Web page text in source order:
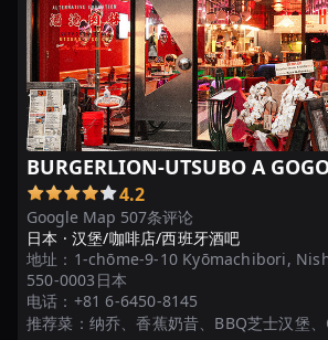
BURGERLION-UTSUBO A
Google Map 507条评论
4.2
日本 · 汉堡/咖啡店/西班牙酒吧
地址： 1-chōme-9-10 Kyōmachibori,
550-0003日本
电话： +81 6-6450-8145
推荐菜： 纳乔、香蕉奶昔、BBQ芝士汉堡